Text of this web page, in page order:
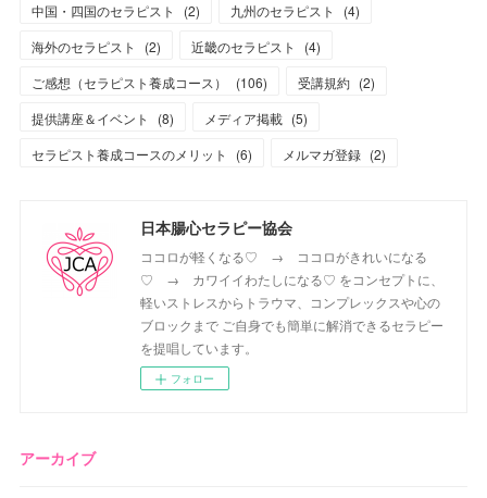
中国・四国のセラピスト
(2) 九州のセラピスト (4)
海外のセラピスト
(2) 近畿のセラピスト (4)
ご感想（セラピスト養成コース）
(106) 受講規約 (2)
提供講座＆イベント
(8) メディア掲載 (5)
セラピスト養成コースのメリット
(6) メルマガ登録 (2)
日本腸心セラピー協会
ココロが軽くなる♡ → ココロがきれいになる
♡ → カワイイわたしになる♡ をコンセプトに、
軽いストレスからトラウマ、コンプレックスや心の
ブロックまで ご自身でも簡単に解消できるセラピー
を提唱しています。
フォロー
アーカイブ